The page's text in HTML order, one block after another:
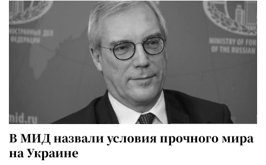
В МИД назвали условия прочного мира
на Украине